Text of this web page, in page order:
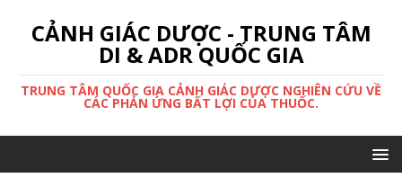
CẢNH GIÁC DƯỢC - TRUNG TÂM
DI & ADR QUỐC GIA
TRUNG TÂM QUỐC GIA CẢNH GIÁC DƯỢC NGHIÊN CỨU VỀ
CÁC PHẢN ỨNG BẤT LỢI CỦA THUỐC.